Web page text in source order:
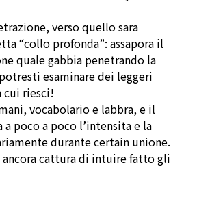
verso quello sara
“collo profonda”: assapora il
quale gabbia penetrando la
esaminare dei leggeri
cui riesci!
vocabolario e labbra, e il
poco a poco l’intensita e la
durante certain unione.
cattura di intuire fatto gli